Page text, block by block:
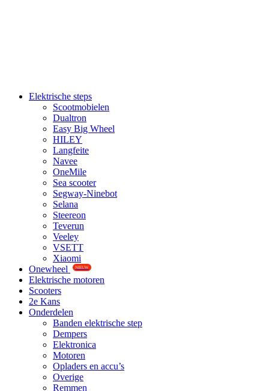
Elektrische steps
Scootmobielen
Dualtron
Easy Big Wheel
HILEY
Langfeite
Navee
OneMile
Sea scooter
Segway-Ninebot
Selana
Steereon
Teverun
Veeley
VSETT
Xiaomi
Onewheel
NIEUW
Elektrische motoren
Scooters
2e Kans
Onderdelen
Banden elektrische step
Dempers
Elektronica
Motoren
Opladers en accu’s
Overige
Remmen